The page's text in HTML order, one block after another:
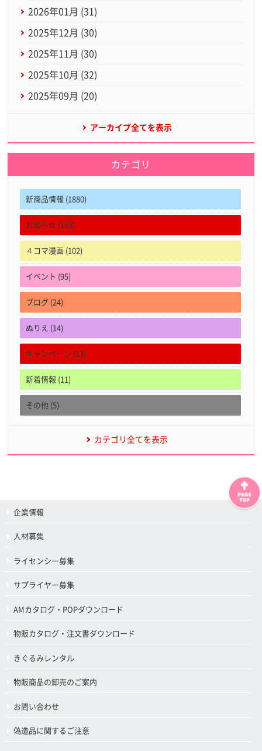
2026年01月 (31)
2025年12月 (30)
2025年11月 (30)
2025年10月 (32)
2025年09月 (20)
アーカイブ全てを表示
カテゴリ
新商品情報 (1880)
お知らせ (168)
４コマ漫画 (102)
イベント (95)
ブログ (24)
ぬりえ (14)
キャンペーン (13)
新着情報 (11)
その他 (5)
カテゴリ全てを表示
企業情報
人材募集
ライセンシー募集
サプライヤー募集
AMカタログ・POPダウンロード
物販カタログ・注文書ダウンロード
きぐるみレンタル
物販商品の卸売のご案内
お問い合わせ
偽造品に関するご注意